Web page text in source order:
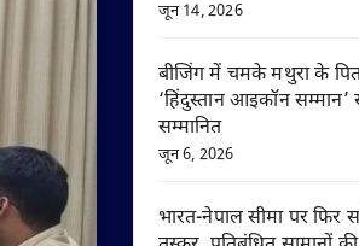
जून 14, 2026
बीजिंग में चमके मथुरा के
‘हिंदुस्तान आइकॉन
सम्मानित
जून 6, 2026
भारत-नेपाल सीमा पर फिर